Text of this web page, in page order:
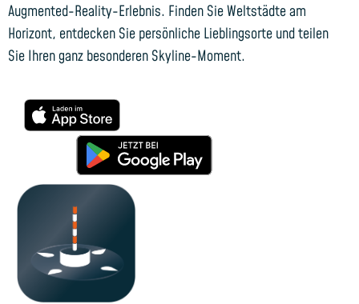
Augmented-Reality-Erlebnis. Finden Sie Weltstädte am
Horizont, entdecken Sie persönliche Lieblingsorte und teilen
Sie Ihren ganz besonderen Skyline-Moment.